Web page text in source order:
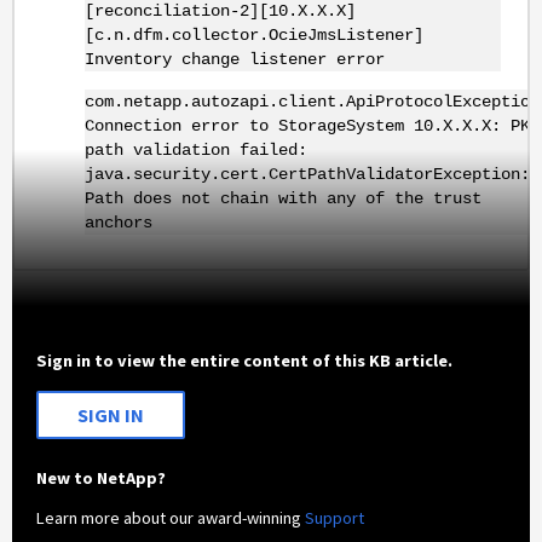
[reconciliation-2][10.X.X.X]
[c.n.dfm.collector.OcieJmsListener]
Inventory change listener error
Connection error to StorageSystem 10.X.X.X:
path validation failed:
java.security.cert.CertPathValidatorException:
Path does not chain with any of the trust
anchors
Sign in to view the entire content of this KB article.
SIGN IN
New to NetApp?
Learn more about our award-winningSupport